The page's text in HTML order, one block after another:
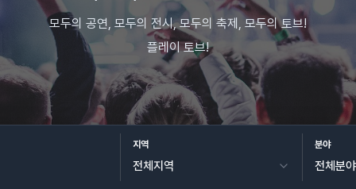
모두의 공연, 모두의 전시, 모두의 축제, 모두의 토브!
플레이 토브!
지역 분야